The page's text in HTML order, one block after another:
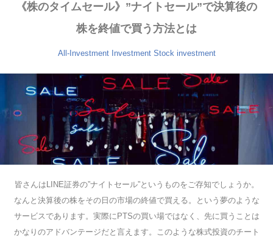
《株のタイムセール》”ナイトセール”で決算後の
株を終値で買う方法とは
All-Investment Investment Stock investment
皆さんはLINE証券の”ナイトセール”というものをご存知でしょうか。
なんと決算後の株をその日の市場の終値で買える。という夢のような
サービスであります。実際にPTSの買い場ではなく、先に買うことは
かなりのアドバンテージだと言えます。このような株式投資のチート